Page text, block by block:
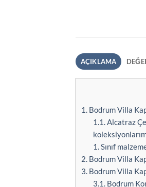
AÇIKLAMA
1. Bodrum Villa
1.1.Alcatraz
1. Sınıf
2. Bodrum Villa
3. Bodrum Villa
3.1.Bodrum